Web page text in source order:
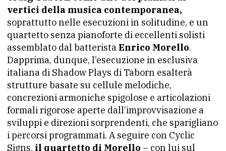
vertici della musica contemporanea,
soprattutto nelle esecuzioni in solitudine, e un
quartetto senza pianoforte di eccellenti solisti
assemblato dal batteristaEnrico Morello.
Dapprima, dunque, l’esecuzione in esclusiva
italiana di Shadow Plays di Taborn esalterà
strutture basate su cellule melodiche,
concrezioni armoniche spigolose e articolazioni
formali rigorose aperte dall’improvvisazione a
sviluppi e direzioni sorprendenti, che sparigliano
i percorsi programmati. A seguire con Cyclic
Signs, il quartetto di Morello – con lui sul